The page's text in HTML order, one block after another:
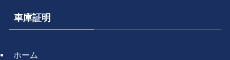
車庫証明
ホーム